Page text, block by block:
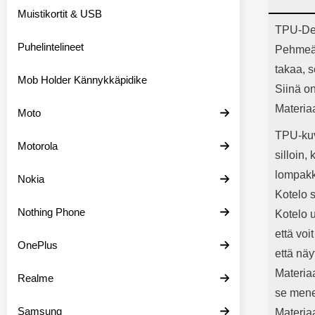
Muistikortit & USB
Puhelintelineet
Mob Holder Kännykkäpidike
Moto
Motorola
Nokia
Nothing Phone
OnePlus
Realme
Samsung
TPU-
takaa,
Siinä
TPU-
silloin,
Kotelo
Kotelo
että
että
se